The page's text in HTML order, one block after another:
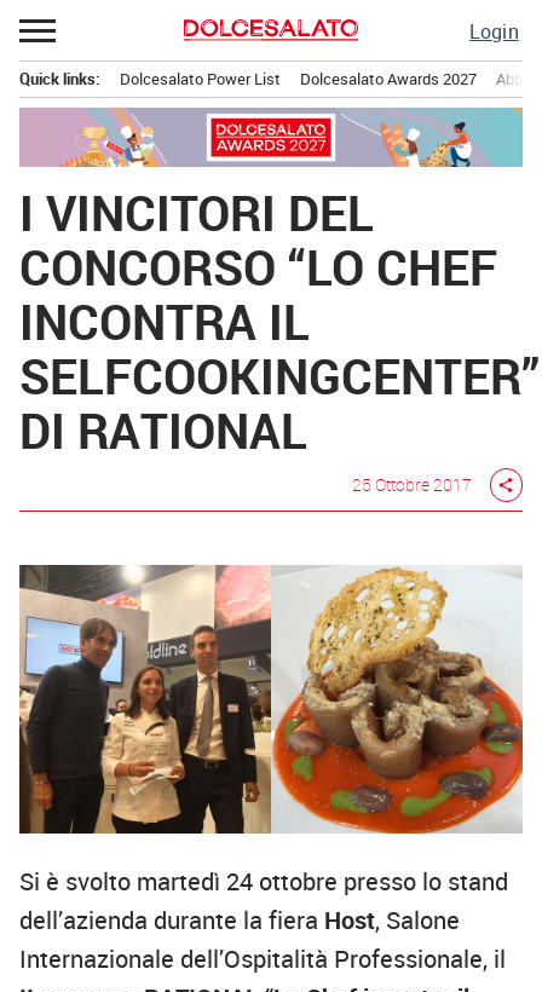
Passa
al
contenuto
Login
principale
Quick links: Dolcesalato Power List Dolcesalato Awards 2027
I VINCITORI DEL
CONCORSO “LO CHEF
INCONTRA IL
SELFCOOKINGCENTER”
DI RATIONAL
25 Ottobre 2017 share
Si è svolto martedì 24 ottobre presso lo stand
dell’azienda durante la fiera Host, Salone
Internazionale dell’Ospitalità Professionale, il